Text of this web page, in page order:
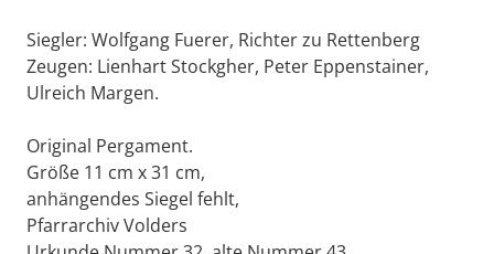
Siegler: Wolfgang Fuerer, Richter zu Rettenberg
Zeugen: Lienhart Stockgher, Peter Eppenstainer,
Ulreich Margen.
Original Pergament.
Größe 11 cm x 31 cm,
anhängendes Siegel fehlt,
Pfarrarchiv Volders